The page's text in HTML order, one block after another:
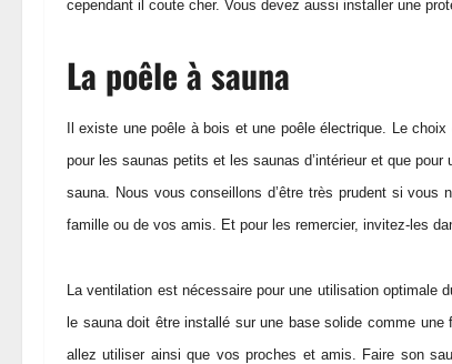
cependant il coute cher. Vous devez aussi installer une
La poêle à sauna
Il existe une poêle à bois et une poêle électrique. Le
pour les saunas petits et les saunas d’intérieur et que
sauna. Nous vous conseillons d’être très prudent si vous
famille ou de vos amis. Et pour les remercier, invitez-les
La ventilation est nécessaire pour une utilisation optimale
le sauna doit être installé sur une base solide comme une
allez utiliser ainsi que vos proches et amis. Faire son